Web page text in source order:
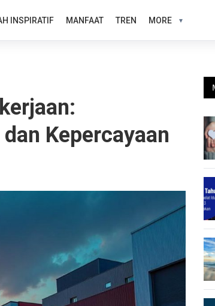
INSPIRATIF MANFAAT TREN MORE
Kepercayaan